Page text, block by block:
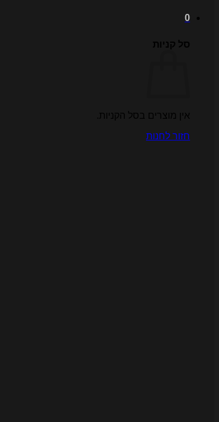
0
סל קניות
אין מוצרים בסל הקניות.
חזור לחנות